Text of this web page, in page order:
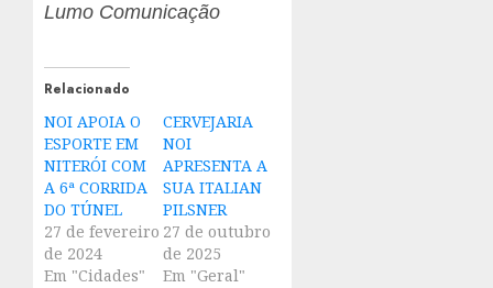
Lumo Comunicação
Relacionado
NOI APOIA O
ESPORTE EM
NITERÓI COM
A 6ª CORRIDA
DO TÚNEL
27 de fevereiro
de 2024
Em "Cidades"
CERVEJARIA
NOI
APRESENTA A
SUA ITALIAN
PILSNER
27 de outubro
de 2025
Em "Geral"